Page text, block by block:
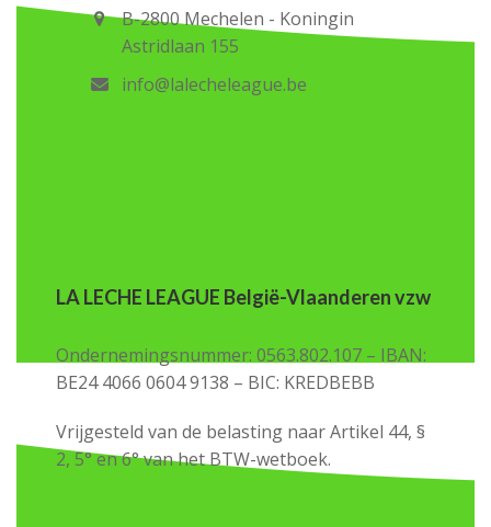
B-2800 Mechelen - Koningin
Astridlaan 155
info@lalecheleague.be
LA LECHE LEAGUE België-Vlaanderen vzw
Ondernemingsnummer: 0563.802.107 – IBAN:
BE24 4066 0604 9138 – BIC: KREDBEBB
Vrijgesteld van de belasting naar Artikel 44, §
2, 5° en 6° van het BTW-wetboek.